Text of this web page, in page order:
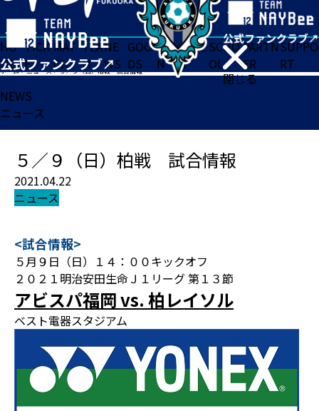
閉じる
HO
ME
TICK
ET
MAT
CH
TEA
M
NE
WS
GOO
DS
FA
N
ACADE
MY
SCHO
OL
PARTN
ER
SUPPO
RT
ホーム>ニュース>５／９（日）柏戦 試合情報
NEWS
ニュース
５／９（日）柏戦 試合情報
2021.04.22
ニュース
<試合情報>
５月９日（日）１４：００キックオフ
２０２１明治安田生命Ｊ１リーグ 第１３節
アビスパ福岡 vs. 柏レイソル
ベスト電器スタジアム